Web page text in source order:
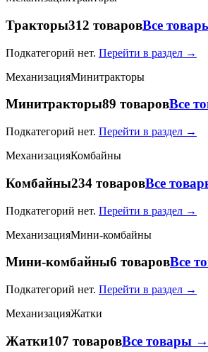
Тракторы312 товаровВсе
Подкатегорий нет. Перейти в раздел →
МеханизацияМинитракторы
Минитракторы89 товаровВсе
Подкатегорий нет. Перейти в раздел →
МеханизацияКомбайны
Комбайны234 товаровВсе
Подкатегорий нет. Перейти в раздел →
МеханизацияМини-комбайны
Мини-комбайны6 товаровВсе
Подкатегорий нет. Перейти в раздел →
МеханизацияЖатки
Жатки107 товаровВсе товары →